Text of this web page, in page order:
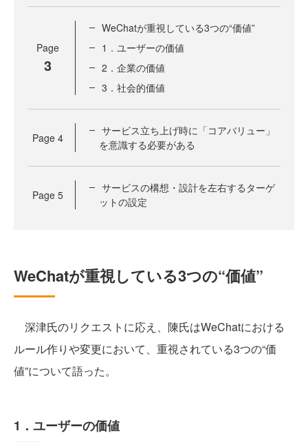
Page
3
WeChatが重視している3つの“価値”
1．ユーザーの価値
2．企業の価値
3．社会的価値
Page 4
サービス立ち上げ時に「コアバリュー」
を意識する必要がある
Page 5
サービスの構想・設計を左右するターゲ
ットの設定
WeChatが重視している3つの“価値”
深津氏のリクエストに応え、陳氏はWeChatにおける
ルール作りや変更において、重視されている3つの“価
値”について語った。
1．ユーザーの価値